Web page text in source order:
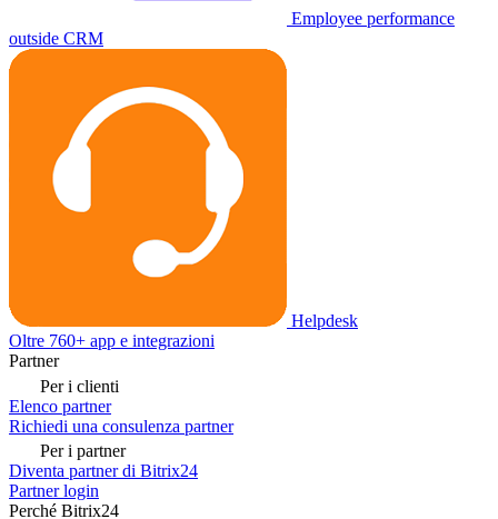
Employee performance
outside CRM
Helpdesk
Oltre 760+ app e integrazioni
Partner
Per i clienti
Elenco partner
Richiedi una consulenza partner
Per i partner
Diventa partner di Bitrix24
Partner login
Perché Bitrix24